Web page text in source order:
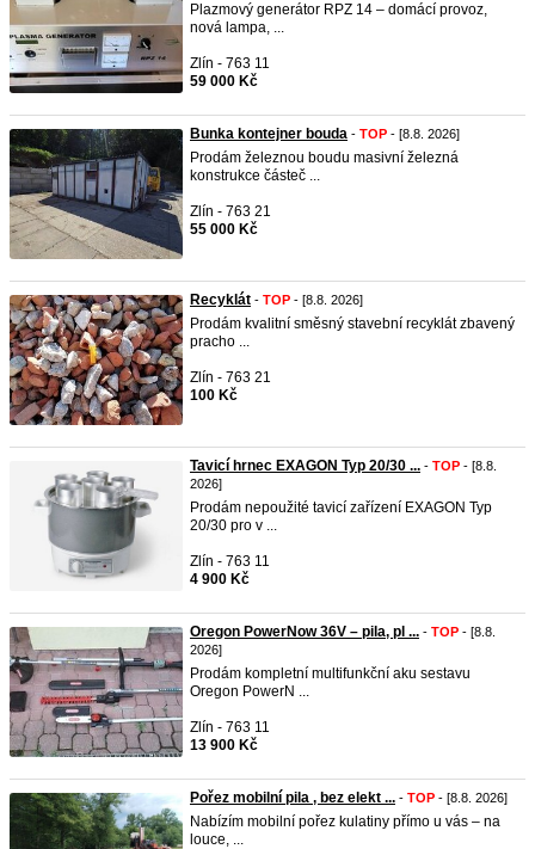
Plazmový generátor RPZ 14 – domácí provoz,
nová lampa, ...
Zlín - 763 11
59 000 Kč
Bunka kontejner bouda - TOP - [8.8. 2026]
Prodám železnou boudu masivní železná
konstrukce částeč ...
Zlín - 763 21
55 000 Kč
Recyklát - TOP - [8.8. 2026]
Prodám kvalitní směsný stavební recyklát zbavený
pracho ...
Zlín - 763 21
100 Kč
Tavicí hrnec EXAGON Typ 20/30 ... - TOP - [8.8.
2026]
Prodám nepoužité tavicí zařízení EXAGON Typ
20/30 pro v ...
Zlín - 763 11
4 900 Kč
Oregon PowerNow 36V – pila, pl ... - TOP - [8.8.
2026]
Prodám kompletní multifunkční aku sestavu
Oregon PowerN ...
Zlín - 763 11
13 900 Kč
Pořez mobilní pila , bez elekt ... - TOP - [8.8. 2026]
Nabízím mobilní pořez kulatiny přímo u vás – na
louce, ...